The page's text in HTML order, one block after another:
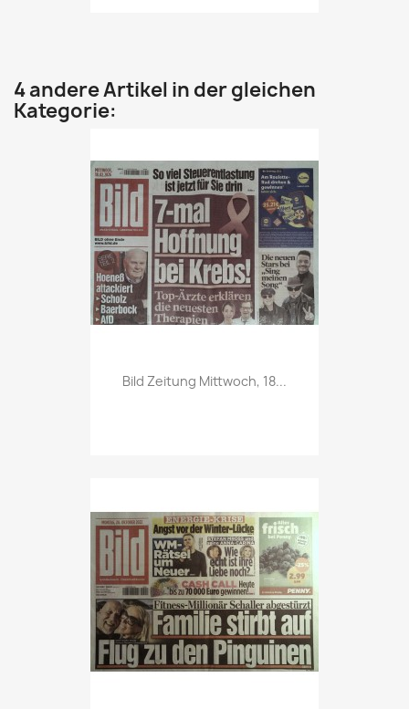
4 andere Artikel in der gleichen
Kategorie:
Vorschau
Bild Zeitung Mittwoch, 18...